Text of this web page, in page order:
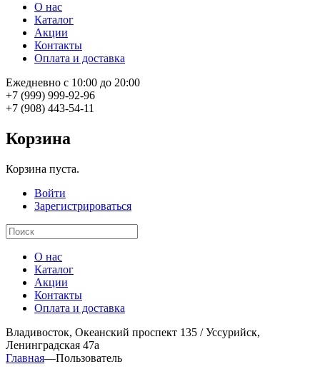
О нас
Каталог
Акции
Контакты
Оплата и доставка
Ежедневно с 10:00 до 20:00
+7 (999) 999-92-96
+7 (908) 443-54-11
Корзина
Корзина пуста.
Войти
Зарегистрироваться
О нас
Каталог
Акции
Контакты
Оплата и доставка
Владивосток, Океанский проспект 135 / Уссурийск,
Ленинградская 47а
Главная—Пользователь